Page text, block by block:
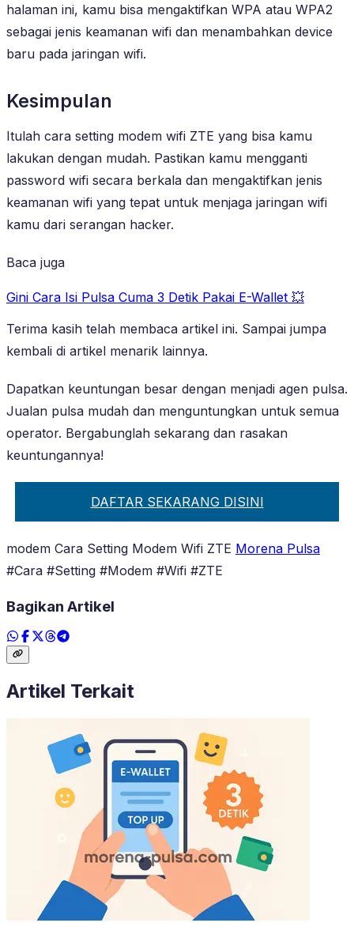
halaman ini, kamu bisa mengaktifkan WPA atau WPA2
sebagai jenis keamanan wifi dan menambahkan device
baru pada jaringan wifi.
Kesimpulan
Itulah cara setting modem wifi ZTE yang bisa kamu
lakukan dengan mudah. Pastikan kamu mengganti
password wifi secara berkala dan mengaktifkan jenis
keamanan wifi yang tepat untuk menjaga jaringan wifi
kamu dari serangan hacker.
Baca juga
Gini Cara Isi Pulsa Cuma 3 Detik Pakai E-Wallet 💥
Terima kasih telah membaca artikel ini. Sampai jumpa
kembali di artikel menarik lainnya.
Dapatkan keuntungan besar dengan menjadi agen pulsa.
Jualan pulsa mudah dan menguntungkan untuk semua
operator. Bergabunglah sekarang dan rasakan
keuntungannya!
DAFTAR SEKARANG DISINI
modem Cara Setting Modem Wifi ZTE Morena Pulsa
#Cara #Setting #Modem #Wifi #ZTE
Bagikan Artikel
Artikel Terkait